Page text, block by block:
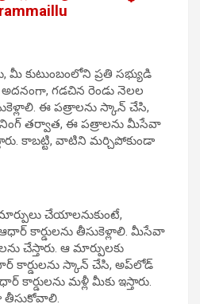
మీ కుటుంబంలోని ప్రతి సభ్యుడి
అదనంగా, గడచిన రెండు నెలల
ఈ పత్రాలను స్కాన్ చేసి,
తర్వాత, ఈ పత్రాలను మీసేవా
కాబట్టి, వాటిని మర్చిపోకుండా
చేయాలనుకుంటే,
కార్డులను తీసుకెళ్లాలి. మీసేవా
చేస్తారు. ఆ మార్పులకు
కార్డులను స్కాన్ చేసి, అప్‌లోడ్
కార్డులను మళ్లీ మీకు ఇస్తారు.
తీసుకోవాలి.